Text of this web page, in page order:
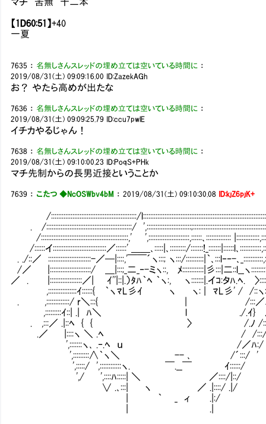
【1D60:51】+40
一夏
7635 ： 名無しさんスレッドの埋め立ては空いている時間に ：
2019/08/31(土) 09:09:16.00 ID:ZazekAGh
お？ やたら高めが出たな
7636 ： 名無しさんスレッドの埋め立ては空いている時間に ：
2019/08/31(土) 09:09:25.79 ID:ccu7pwlE
イチカやるじゃん！
7638 ： 名無しさんスレッドの埋め立ては空いている時間に ：
2019/08/31(土) 09:10:00.23 ID:PoqS+PHk
マチ先制からの長男近接ということか
7639 ： こたつ ◆NcOSWbv4bM ：2019/08/31(土) 09:10:30.08 ID:kjZ6pjK+
/::::::::::::::::::::::::::::::::::::::::::::::::/
. /::::::::::::::::::::::::::::::::::::::::::::::::/
/:::::::::::::::::::::::::::::::::::::::::::::::::,' ',:::::::::::::::::::::::,::::::､::::::::::::::
/::::::イ::::::::::::::::::::::::::::::／::::::' ＿＿､:::::|､:::::::::/:::::::!_:::::::|::::::l､
. ./::／ ::::::::::::::::::::::::-／─|::::,'￣￣´ヽ:::; ヽ:::/::::::::::|｀､:::l‐‐-､
/／ |:::::::::::::::::::::::/ ＿|:::;_二_‐-ミヽ::, ﾒ::::::::::::|彡:::|二::l__ヽ
／ . |::::::::::::::::::／| ｲ''|::|.）ﾀﾊ｀ﾍ ｀ヽ:, ヽ:::::::|.イｺ:タﾊ.ﾍ. 〉
,::::::::::::::::ｲ::::::{ ｀ヽﾏL彡ｲ ヽ ヽ: | ﾏL彡' / /::ヽ
. ,:::::::::::::/ r＼:::{ | /:::／､
,:::::::::ｲ::| .| ﾊ＼ l ./.ｲ} ﾉ
. ,:::／ .|::ﾍ { { 〉 /.ﾉ /::/
.／ |::::ヽ ＼ .ﾍ / /:::/
',:::::::ヽ､ .‐.ﾍ ｕ /／ﾊ:/
',:::::::::∧｀ヽ＼ -- ､ /´:::/ '
',:::::/ ',::::::::::::ヽ. ￣.__￣ ｲ
',/ ',::::ﾊ:::::| ＼ ／::::/|::/
∨ .､:::| ヽ ／ .|::::/ .|/
| ｀ _ ィ .|:/